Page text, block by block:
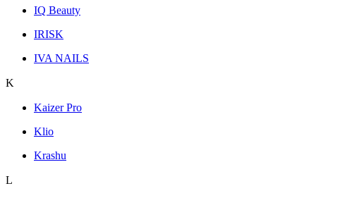
IQ Beauty
IRISK
IVA NAILS
K
Kaizer Pro
Klio
Krashu
L